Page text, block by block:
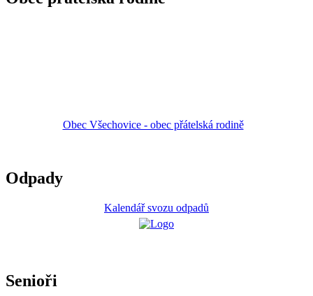
Obec Všechovice - obec přátelská rodině
Odpady
Kalendář svozu odpadů
Senioři